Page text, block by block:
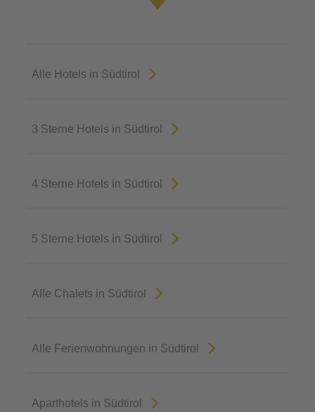
Alle Hotels in Südtirol
3 Sterne Hotels in Südtirol
4 Sterne Hotels in Südtirol
5 Sterne Hotels in Südtirol
Alle Chalets in Südtirol
Alle Ferienwohnungen in Südtirol
Aparthotels in Südtirol